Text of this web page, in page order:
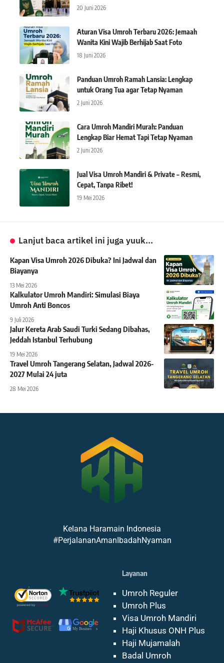
20 Juni 2026
Aturan Visa Umroh Terbaru 2026: Jemaah
Wanita Kini Wajib Berhijab Saat Foto
18 Juni 2026
Panduan Umroh Ramah Lansia: Lengkap
untuk Orang Tua agar Tetap Nyaman
2 Juni 2026
Cara Umroh Mandiri Murah: Panduan
Lengkap Biar Hemat Tapi Tetap Nyaman
2 Juni 2026
Jual Visa Umroh Mandiri & Private – Resmi,
Cepat, Tanpa Ribet!
19 Mei 2026
Lanjut baca artikel ini juga yuuk...
Kapan Visa Umroh 2026 Dibuka? Ini Jadwal dan
Biayanya
13 Mei 2026
Kalkulator Umroh Mandiri: Simulasi Biaya
Umroh Anti Boncos
9 Juli 2026
Jalur Kereta Arab Saudi Turki Sedang Dibahas,
Jeddah Istanbul Terhubung
19 Mei 2026
Travel Umroh Tangerang Selatan, Jadwal 2026-
2027 Mulai 24 juta
28 Mei 2026
Kelana Haramain Indonesia
#PerjalananAmanIbadahNyaman
Layanan
Umroh Reguler
Umroh Plus
Visa Umroh Mandiri
Haji Khusus ONH Plus
Haji Mujamalah
Badal Umroh